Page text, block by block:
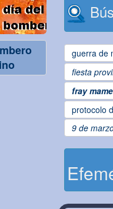
guerra de
fiesta
fray
protocolo
9 de